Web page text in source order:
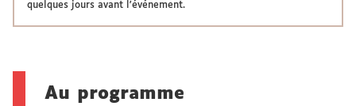
quelques jours avant l'événement.
Au programme